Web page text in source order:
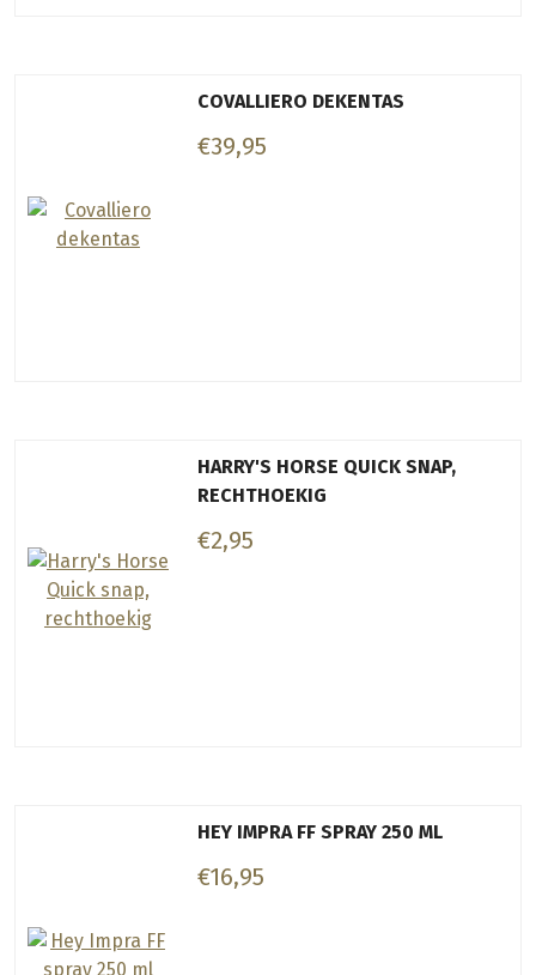
COVALLIERO DEKENTAS
€39,95
HARRY'S HORSE QUICK SNAP,
RECHTHOEKIG
€2,95
HEY IMPRA FF SPRAY 250 ML
€16,95